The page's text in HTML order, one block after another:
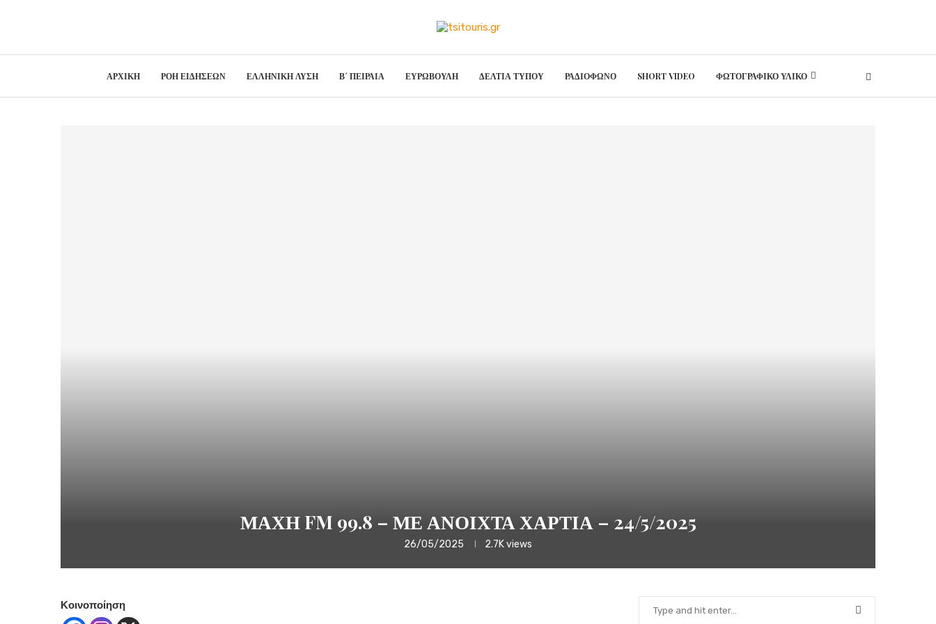
ΑΡΧΙΚΗ ΡΟΗ ΕΙΔΗΣΕΩΝ ΕΛΛΗΝΙΚΗ ΛΥΣΗ Β΄ ΠΕΙΡΑΙΑ ΕΥΡΩΒΟΥΛΗ ΔΕΛΤΙΑ ΤΥΠΟΥ ΡΑΔΙΟΦΩΝΟ SHORT VIDEO ΦΩΤΟΓΡΑΦΙΚΟ ΥΛΙΚΟ
ΜΑΧΗ FM 99.8 – ΜΕ ΑΝΟΙΧΤΑ ΧΑΡΤΙΑ – 24/5/2025
26/05/2025 2.7Kviews
Κοινοποίηση